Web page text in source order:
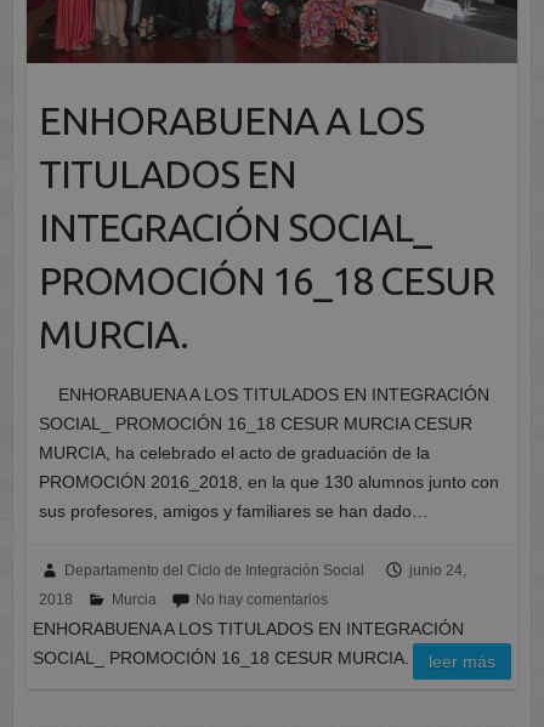
ENHORABUENA A LOS
TITULADOS EN
INTEGRACIÓN SOCIAL_
PROMOCIÓN 16_18 CESUR
MURCIA.
ENHORABUENA A LOS TITULADOS EN INTEGRACIÓN
SOCIAL_ PROMOCIÓN 16_18 CESUR MURCIA CESUR
MURCIA, ha celebrado el acto de graduación de la
PROMOCIÓN 2016_2018, en la que 130 alumnos junto con
sus profesores, amigos y familiares se han dado…
Departamento del Ciclo de Integración Social
junio 24,
2018
Murcia No hay comentarios
ENHORABUENA A LOS TITULADOS EN INTEGRACIÓN
SOCIAL_ PROMOCIÓN 16_18 CESUR MURCIA.
leer más